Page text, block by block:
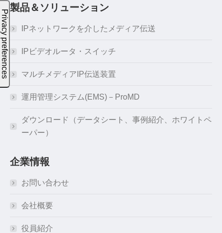
製品＆ソリューション
IPネットワークを介したメディア伝送
IPビデオルータ・スイッチ
マルチメディアIP伝送装置
運用管理システム(EMS)－ProMD
ダウンロード（データシート、事例紹介、ホワイトペ
ーパー）
企業情報
お問い合わせ
会社概要
役員紹介